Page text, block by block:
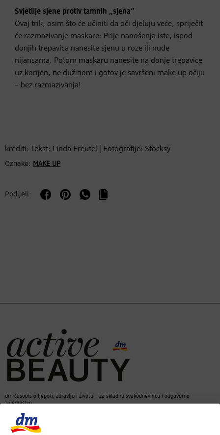
Svjetlije sjene protiv tamnih „sjena“
Ovaj trik, osim što će učiniti da oči djeluju veće, spriječit
će razmazivanje maskare: Prije nanošenja iste, ispod
donjih trepavica nanesite sjenu u roze ili nude
nijansama. Potom maskaru nanesite na donje trepavice
uz korijen, ne dužinom i gotov je savršeni make up očiju
– bez razmazivanja!
krediti: Tekst: Linda Freutel | Fotografije: Stocksy
Oznake: MAKE UP
Podijeli:
dm časopis o ljepoti, zdravlju i životu – za skladnu svakodnevnicu i odgovorno
zajedništvo.